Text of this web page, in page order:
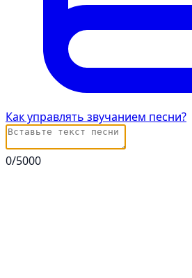
Как управлять звучанием песни?
0/5000